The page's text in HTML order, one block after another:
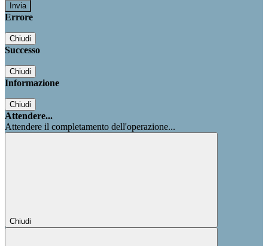
Errore
Chiudi
Successo
Chiudi
Informazione
Chiudi
Attendere...
Attendere il completamento dell'operazione...
Chiudi